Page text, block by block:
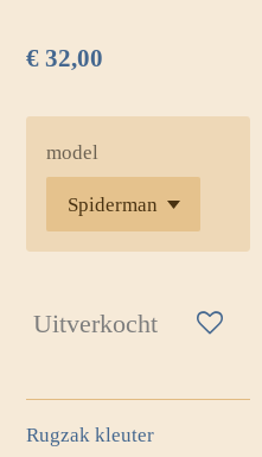
€ 32,00
model
Uitverkocht
Rugzak kleuter